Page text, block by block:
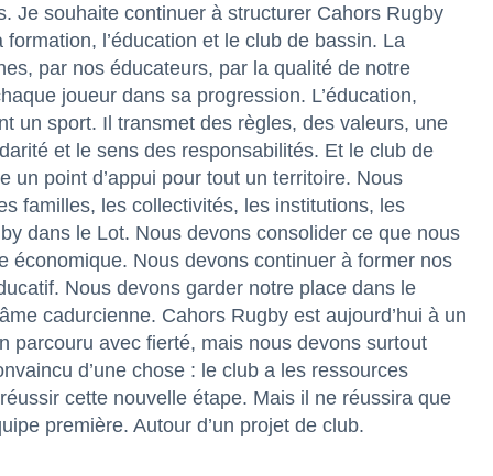
Je souhaite continuer à structurer Cahors Rugby
l’éducation et le club de bassin. La
par nos éducateurs, par la qualité de notre
joueur dans sa progression. L’éducation,
un sport. Il transmet des règles, des valeurs, une
et le sens des responsabilités. Et le club de
point d’appui pour tout un territoire. Nous
familles, les collectivités, les institutions, les
dans le Lot. Nous devons consolider ce que nous
économique. Nous devons continuer à former nos
Nous devons garder notre place dans le
cadurcienne. Cahors Rugby est aujourd’hui à un
parcouru avec fierté, mais nous devons surtout
d’une chose : le club a les ressources
cette nouvelle étape. Mais il ne réussira que
première. Autour d’un projet de club.